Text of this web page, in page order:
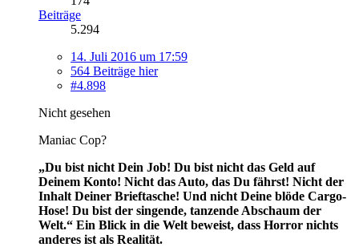
Beiträge
5.294
14. Juli 2016 um 17:59
564 Beiträge hier
#4.898
Nicht gesehen
Maniac Cop?
„Du bist nicht Dein Job! Du bist nicht das Geld auf
Deinem Konto! Nicht das Auto, das Du fährst! Nicht der
Inhalt Deiner Brieftasche! Und nicht Deine blöde Cargo-
Hose! Du bist der singende, tanzende Abschaum der
Welt.“ Ein Blick in die Welt beweist, dass Horror nichts
anderes ist als Realität.